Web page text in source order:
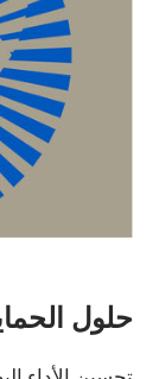
حلول